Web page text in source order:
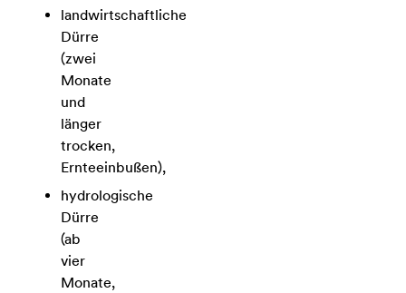
landwirtschaftliche
Dürre
(zwei
Monate
und
länger
trocken,
Ernteeinbußen),
hydrologische
Dürre
(ab
vier
Monate,